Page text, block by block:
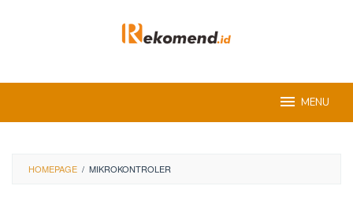
MENU
HOMEPAGE / MIKROKONTROLER